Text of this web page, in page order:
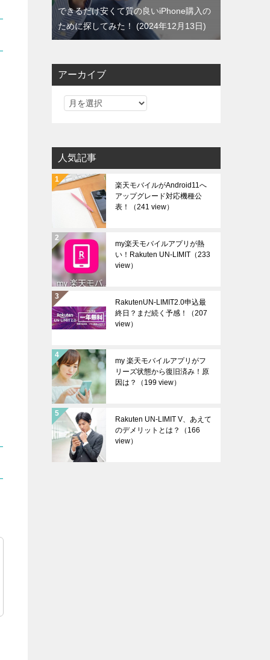
できるだけ安くて質の良いiPhone購入の
ために探してみた！
2024年12月13日
アーカイブ
ア
イ
ブ
人気記事
楽天モバイルがAndroid11へ
アップグレード対応機種公
表！
（241 view）
my楽天モバイルアプリが熱
い！Rakuten UN-LIMIT （233
view）
RakutenUN-LIMIT2.0申込最
終日？まだ続く予感！
（207
view）
my 楽天モバイルアプリがフ
リーズ状態から復旧済み！原
因は？
（199 view）
Rakuten UN-LIMIT V、あえて
のデメリットとは？
（166
view）